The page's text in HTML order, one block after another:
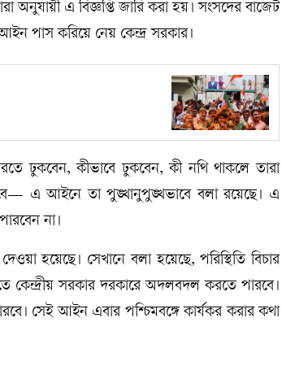
এ বিজ্ঞপ্তি জারি করা হয়। সংসদের বাজেট
পাস করিয়ে নেয় কেন্দ্র সরকার।
ঢুকবেন, কীভাবে ঢুকবেন, কী নথি থাকলে তারা
এ আইনে তা পুঙ্খানুপুঙ্খভাবে বলা রয়েছে। এ
না।
হয়েছে। সেখানে বলা হয়েছে, পরিস্থিতি বিচার
কেন্দ্রীয় সরকার দরকারে অদলবদল করতে পারবে।
সেই আইন এবার পশ্চিমবঙ্গে কার্যকর করার কথা